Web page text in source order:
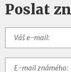
Poslat